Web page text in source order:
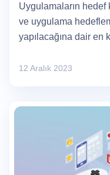
Uygulamaların hedef
ve uygulama
yapılacağına dair en
12 Aralık 2023